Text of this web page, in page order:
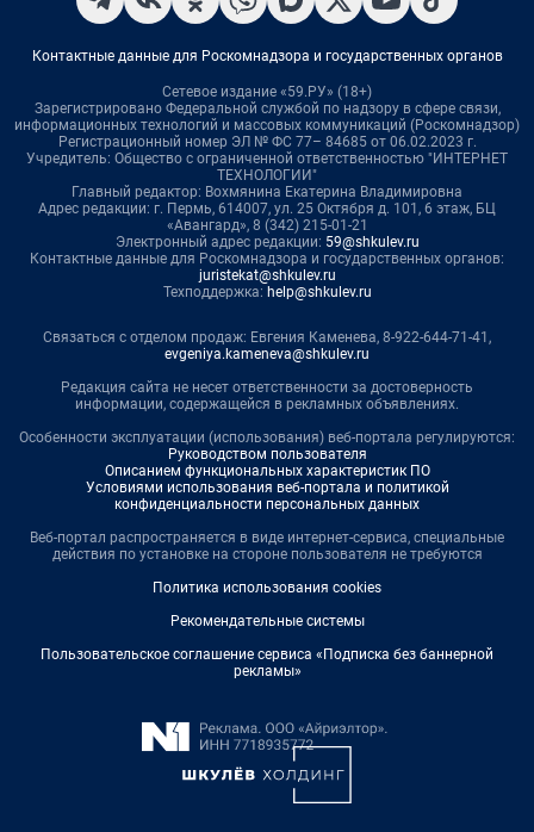
Контактные данные для Роскомнадзора и государственных органов
Сетевое издание «59.РУ» (18+)
Зарегистрировано Федеральной службой по надзору в сфере связи,
информационных технологий и массовых коммуникаций (Роскомнадзор)
Регистрационный номер ЭЛ № ФС 77– 84685 от 06.02.2023 г.
Учредитель: Общество с ограниченной ответственностью "ИНТЕРНЕТ
ТЕХНОЛОГИИ"
Главный редактор: Вохмянина Екатерина Владимировна
Адрес редакции: г. Пермь, 614007, ул. 25 Октября д. 101, 6 этаж, БЦ
«Авангард», 8 (342) 215-01-21
Электронный адрес редакции: 59@shkulev.ru
Контактные данные для Роскомнадзора и государственных органов:
juristekat@shkulev.ru
Техподдержка: help@shkulev.ru
Связаться с отделом продаж: Евгения Каменева, 8-922-644-71-41,
evgeniya.kameneva@shkulev.ru
Редакция сайта не несет ответственности за достоверность
информации, содержащейся в рекламных объявлениях.
Особенности эксплуатации (использования) веб-портала регулируются:
Руководством пользователя
Описанием функциональных характеристик ПО
Условиями использования веб-портала и политикой
конфиденциальности персональных данных
Веб-портал распространяется в виде интернет-сервиса, специальные
действия по установке на стороне пользователя не требуются
Политика использования cookies
Рекомендательные системы
Пользовательское соглашение сервиса «Подписка без баннерной
рекламы»